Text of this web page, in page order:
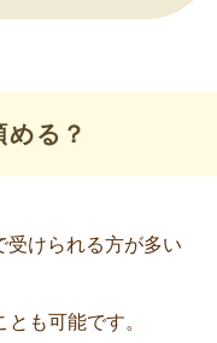
る？
受けられる方が多い
も可能です。